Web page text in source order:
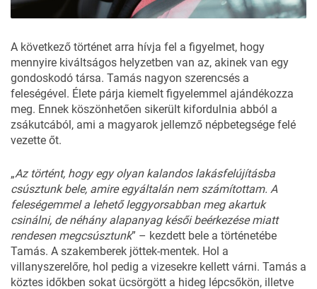
A következő történet arra hívja fel a figyelmet, hogy
mennyire kiváltságos helyzetben van az, akinek van egy
gondoskodó társa. Tamás nagyon szerencsés a
feleségével. Élete párja kiemelt figyelemmel ajándékozza
meg. Ennek köszönhetően sikerült kifordulnia abból a
zsákutcából, ami a magyarok jellemző népbetegsége felé
vezette őt.
„Az történt, hogy egy olyan kalandos lakásfelújításba
csúsztunk bele, amire egyáltalán nem számítottam. A
feleségemmel a lehető leggyorsabban meg akartuk
csinálni, de néhány alapanyag késői beérkezése miatt
rendesen megcsúsztunk” – kezdett bele a történetébe
Tamás. A szakemberek jöttek-mentek. Hol a
villanyszerelőre, hol pedig a vizesekre kellett várni. Tamás a
köztes időkben sokat ücsörgött a hideg lépcsőkön, illetve